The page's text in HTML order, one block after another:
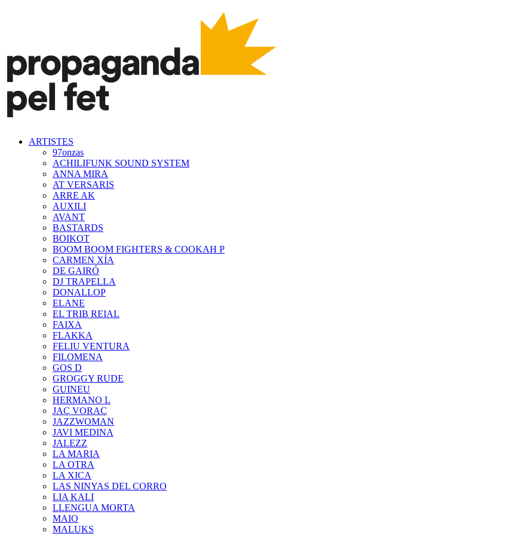
ARTISTES
97onzas
ACHILIFUNK SOUND SYSTEM
ANNA MIRA
AT VERSARIS
ARRE AK
AUXILI
AVANT
BASTARDS
BOIKOT
BOOM BOOM FIGHTERS & COOKAH P
CARMEN XÍA
DE GAIRÓ
DJ TRAPELLA
DONALLOP
ELANE
EL TRIB REIAL
FAIXA
FLAKKA
FELIU VENTURA
FILOMENA
GOS D
GROGGY RUDE
GUINEU
HERMANO L
JAÇ VORAÇ
JAZZWOMAN
JAVI MEDINA
JALEZZ
LA MARIA
LA OTRA
LA XICA
LAS NINYAS DEL CORRO
LIA KALI
LLENGUA MORTA
MAIO
MALUKS